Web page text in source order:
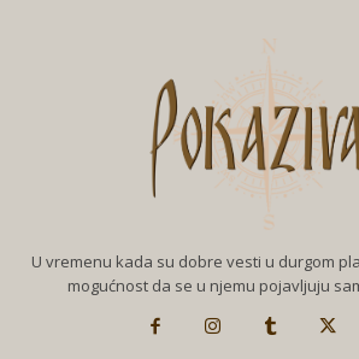
U vremenu kada su dobre vesti u durgom
mogućnost da se u njemu pojavljuju